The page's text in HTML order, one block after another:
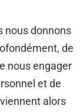
nous donnons
de
nous engager
et de
alors